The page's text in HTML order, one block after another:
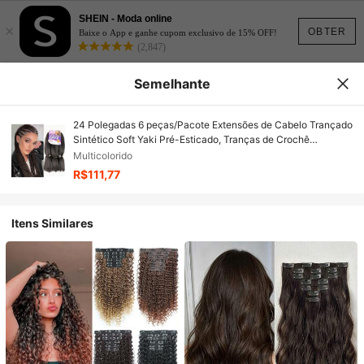
OBTER
×
SHEIN - Moda online
Baixe o App e ganhe cupom exclusivo de 15% OFF!
(2,847)
Semelhante
24 Polegadas 6 peças/Pacote Extensões de Cabelo Trançado
Sintético Soft Yaki Pré-Esticado, Tranças de Crochê
Sintéticas Profissionais Adequadas para Todas as Mulheres
Multicolorido
R$111,77
Itens Similares